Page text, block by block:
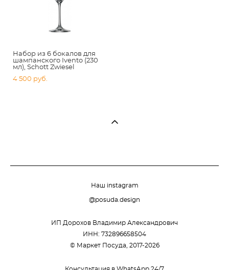
Набор из 6 бокалов для
шампанского Ivento (230
мл), Schott Zwiesel
4 500 pуб.
Наш instagram
@posuda.design
ИП Дорохов Владимир Александрович
ИНН: 732896658504
© Маркет Посуда, 2017-2026